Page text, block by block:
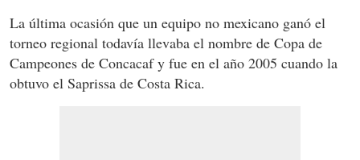
La última ocasión que un equipo no mexicano ganó el
torneo regional todavía llevaba el nombre de Copa de
Campeones de Concacaf y fue en el año 2005 cuando la
obtuvo el Saprissa de Costa Rica.